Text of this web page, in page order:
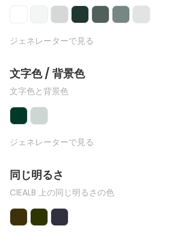
ジェネレーターで見る
文字色 / 背景色
文字色と背景色
ジェネレーターで見る
同じ明るさ
CIEALB 上の同じ明るさの色